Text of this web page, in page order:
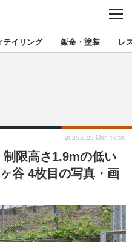
C
S
E
ロショップを地域から探す
北陸
関西
沖縄
テイリング 鈑金・塗装 レ
限高さ1.9mの低い
谷 4枚目の写真・画
2025.6.23 Mon 16:00